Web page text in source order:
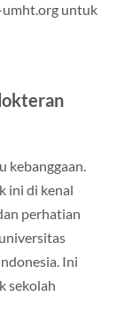
umht.org untuk
kebanggaan.
ini di kenal
perhatian
Ini
sekolah